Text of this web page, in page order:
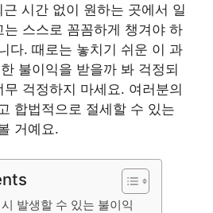
시간 없이 원하는 곳에서 일
스스로 꼼꼼하게 챙겨야 하
다. 때로는 놓치기 쉬운 이 과
불이익을 받을까 봐 걱정되
걱정하지 마세요. 여러분의
합법적으로 절세할 수 있는
거예요.
발생할 수 있는 불이익